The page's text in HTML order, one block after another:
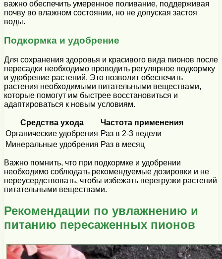
важно обеспечить умеренное поливание, поддерживая
почву во влажном состоянии, но не допуская застоя
воды.
Подкормка и удобрение
Для сохранения здоровья и красивого вида пионов после
пересадки необходимо проводить регулярное подкормку
и удобрение растений. Это позволит обеспечить
растения необходимыми питательными веществами,
которые помогут им быстрее восстановиться и
адаптироваться к новым условиям.
Средства ухода
Частота применения
Органические удобрения Раз в 2-3 недели
Минеральные удобрения Раз в месяц
Важно помнить, что при подкормке и удобрении
необходимо соблюдать рекомендуемые дозировки и не
переусердствовать, чтобы избежать перегрузки растений
питательными веществами.
Рекомендации по увлажнению и
питанию пересаженных пионов